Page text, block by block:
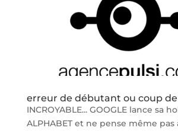
erreur de débutant ou coup
INCROYABLE... GOOGLE lance sa
ALPHABET et ne pense même